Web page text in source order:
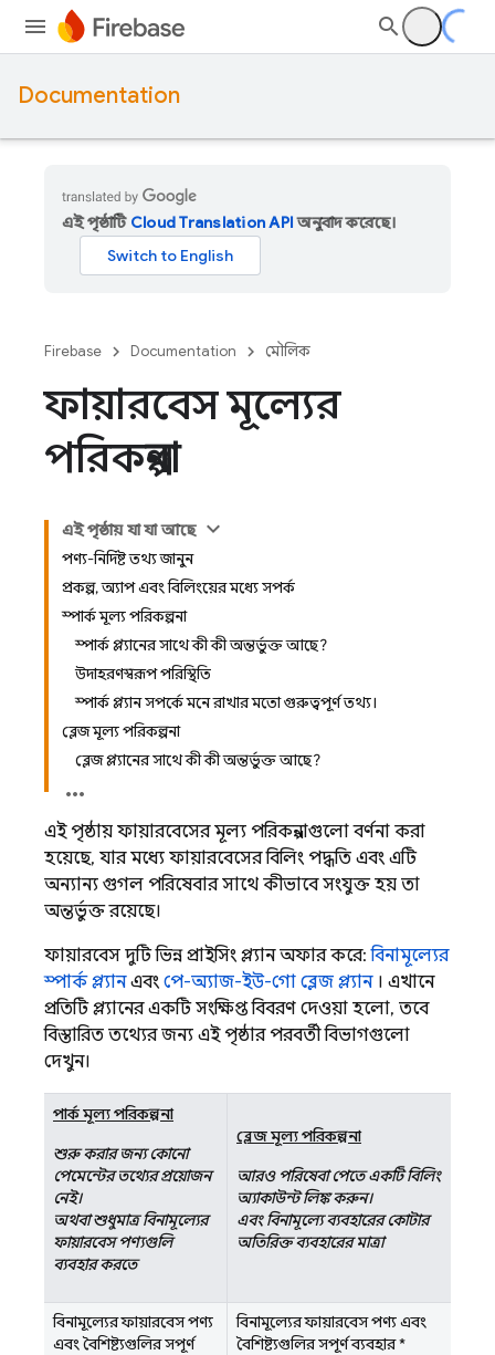
Documentation
এই পৃষ্ঠাটি Cloud Translation APIঅনুবাদ করেছে।
Firebase Documentation মৌলিক
ফায়ারবেস মূল্যের
পরিকল্পনা
এই পৃষ্ঠায় যা যা আছে
পণ্য-নির্দিষ্ট তথ্য জানুন
প্রকল্প, অ্যাপ এবং বিলিংয়ের মধ্যে সম্পর্ক
স্পার্ক মূল্য পরিকল্পনা
স্পার্ক প্ল্যানের সাথে কী কী অন্তর্ভুক্ত আছে?
উদাহরণস্বরূপ পরিস্থিতি
স্পার্ক প্ল্যান সম্পর্কে মনে রাখার মতো গুরুত্বপূর্ণ তথ্য।
ব্লেজ মূল্য পরিকল্পনা
ব্লেজ প্ল্যানের সাথে কী কী অন্তর্ভুক্ত আছে?
এই পৃষ্ঠায় ফায়ারবেসের মূল্য পরিকল্পনাগুলো বর্ণনা করা
হয়েছে, যার মধ্যে ফায়ারবেসের বিলিং পদ্ধতি এবং এটি
অন্যান্য গুগল পরিষেবার সাথে কীভাবে সংযুক্ত হয় তা
অন্তর্ভুক্ত রয়েছে।
ফায়ারবেস দুটি ভিন্ন প্রাইসিং প্ল্যান অফার করে:বিনামূল্যের
স্পার্ক প্ল্যানএবং পে-অ্যাজ-ইউ-গো ব্লেজ প্ল্যান। এখানে
প্রতিটি প্ল্যানের একটি সংক্ষিপ্ত বিবরণ দেওয়া হলো, তবে
বিস্তারিত তথ্যের জন্য এই পৃষ্ঠার পরবর্তী বিভাগগুলো
দেখুন।
স্পার্ক মূল্য পরিকল্পনা
শুরু করার জন্য কোনো
পেমেন্টের তথ্যের প্রয়োজন
নেই।
অথবা শুধুমাত্র বিনামূল্যের
ফায়ারবেস পণ্যগুলি
ব্যবহার করতে
ব্লেজ মূল্য পরিকল্পনা
আরও পরিষেবা পেতে একটি বিলিং
অ্যাকাউন্ট লিঙ্ক করুন।
এবং বিনামূল্যে ব্যবহারের কোটার
অতিরিক্ত ব্যবহারের মাত্রা
বিনামূল্যের ফায়ারবেস পণ্য
এবং বৈশিষ্ট্যগুলির সম্পূর্ণ
বিনামূল্যের ফায়ারবেস পণ্য এবং
বৈশিষ্ট্যগুলির সম্পূর্ণ ব্যবহার*